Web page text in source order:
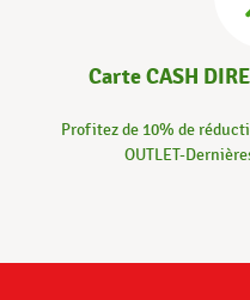
Carte CASH
Profitez de 10% de
OUTLET-